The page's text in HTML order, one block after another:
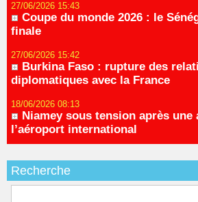
27/06/2026 15:43
Coupe du monde 2026 : le
finale
27/06/2026 15:42
Burkina Faso : rupture des
diplomatiques avec la France
18/06/2026 08:13
Niamey sous tension après une
l’aéroport international
Recherche